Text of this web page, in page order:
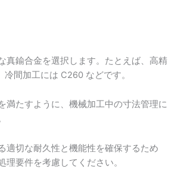
真鍮合金を選択します。たとえば、高精
間加工には C260 などです。
満たすように、機械加工中の寸法管理に
適切な耐久性と機能性を確保するため
理要件を考慮してください。